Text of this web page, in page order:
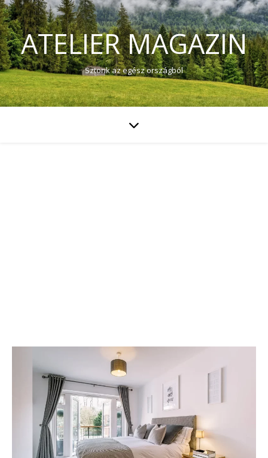
ATELIER MAGAZIN
Sztorik az egész országból